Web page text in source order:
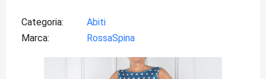
Categoria
Abiti
Marca
RossaSpina